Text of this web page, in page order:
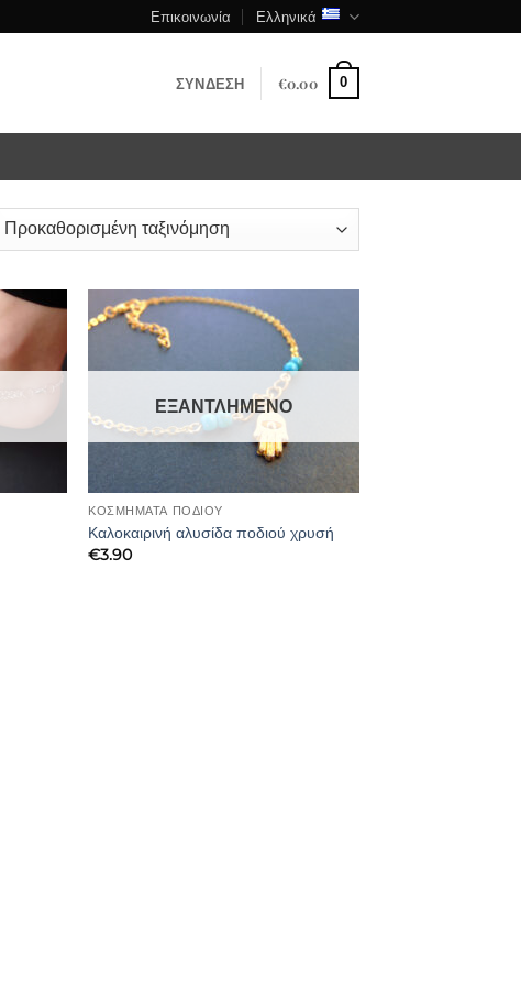
Επικοινωνία Ελληνικά
ΣΎΝΔΕΣΗ €0.00 0
ΕΞΑΝΤΛΗΜΈΝΟ
ΚΟΣΜΗΜΑΤΑ ΠΟΔΙΟΥ
Καλοκαιρινή αλυσίδα ποδιού χρυσή
€3.90